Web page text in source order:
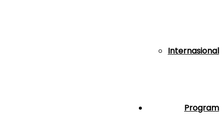
Internasional
Program